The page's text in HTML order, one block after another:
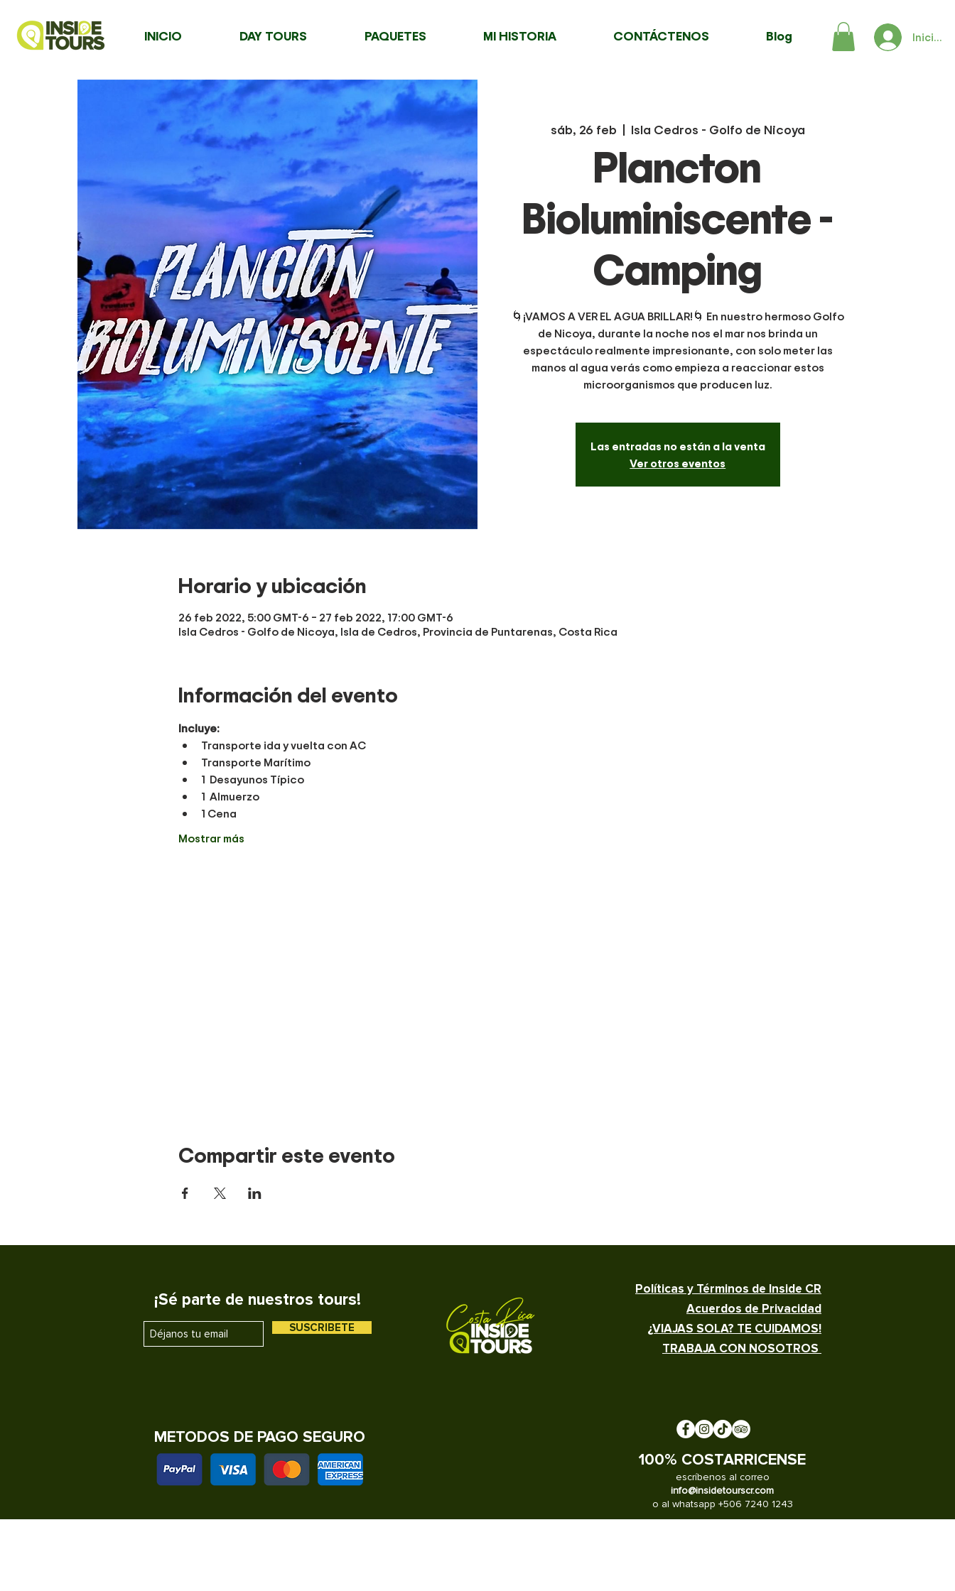
INICIO DAY TOURS PAQUETES MI HISTORIA CONTÁCTENOS Blog Iniciar
sáb, 26 feb
  |
Isla Cedros - Golfo de Nicoya
Plancton
Bioluminiscente -
Camping
🌀¡VAMOS A VER EL AGUA BRILLAR!🌀 En nuestro hermoso Golfo
de Nicoya, durante la noche nos el mar nos brinda un
espectáculo realmente impresionante, con solo meter las
manos al agua verás como empieza a reaccionar estos
microorganismos que producen luz.
Las entradas no están a la venta
Ver otros eventos
Horario y ubicación
26 feb 2022, 5:00 GMT-6 – 27 feb 2022, 17:00 GMT-6
Isla Cedros - Golfo de Nicoya, Isla de Cedros, Provincia de Puntarenas, Costa Rica
Información del evento
Incluye:
Transporte ida y vuelta con AC
Transporte Marítimo
1  Desayunos Típico
1  Almuerzo
1 Cena
Mostrar más
Compartir este evento
¡Sé parte de nuestros tours!
SUSCRIBETE
Políticas y Términos de Inside CR
Acuerdos de Privacidad
¿VIAJAS SOLA? TE CUIDAMOS!
TRABAJA CON NOSOTROS
METODOS DE PAGO SEGURO
100% COSTARRICENSE
escríbenos al correo
info@insidetourscr.com
o al whatsapp +506 7240 1243